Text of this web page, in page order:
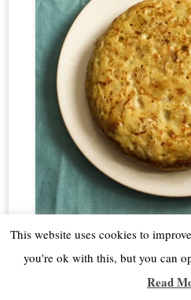
Pollo asado en el microondas
digo de verdad, te va a
This website uses cookies to
you're ok with this, but you can
Read